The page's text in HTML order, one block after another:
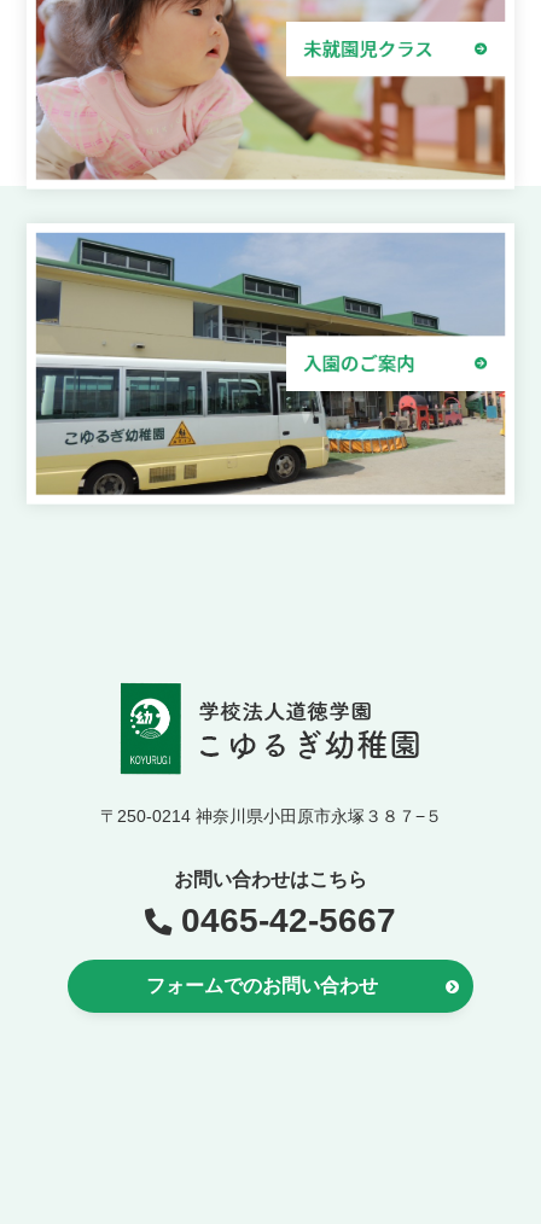
〒250-0214 神奈川県小田原市永塚３８７−５
お問い合わせはこちら
0465-42-5667
フォームでのお問い合わせ